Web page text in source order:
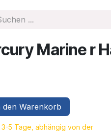
Marine r
Warenkorb
5 Tage, abhängig von der